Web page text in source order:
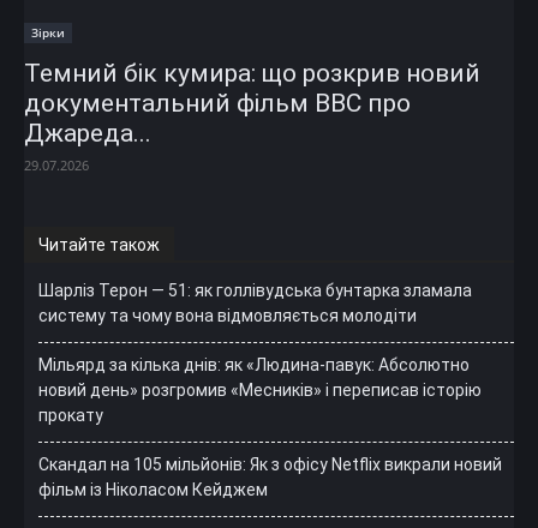
Зірки
Темний бік кумира: що розкрив новий
документальний фільм ВВС про
Джареда...
29.07.2026
Читайте також
Шарліз Терон — 51: як голлівудська бунтарка зламала
систему та чому вона відмовляється молодіти
Мільярд за кілька днів: як «Людина-павук: Абсолютно
новий день» розгромив «Месників» і переписав історію
прокату
Скандал на 105 мільйонів: Як з офісу Netflix викрали новий
фільм із Ніколасом Кейджем